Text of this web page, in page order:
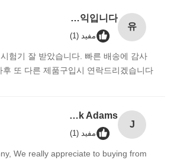
유
유진코퍼레이션에 황동익입니다.
مفید (1)
험기 잘 받았습니다. 빠른 배송에 감사
후 또 다른 제품구입시 연락드리겠습니다.
J
Jack Adams
مفید (1)
We really appreciate to buying from